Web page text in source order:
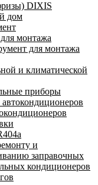
DIXIS
дом
монтажа
для монтажа
и климатической
приборы
и
заправочных
кондиционеров